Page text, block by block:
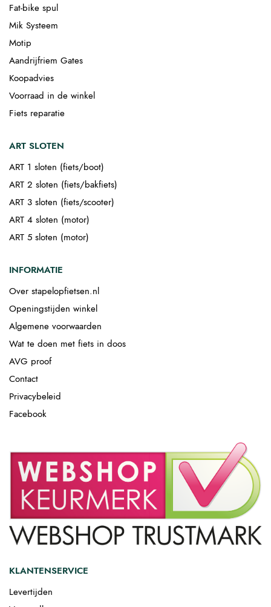
Fat-bike spul
Mik Systeem
Motip
Aandrijfriem Gates
Koopadvies
Voorraad in de winkel
Fiets reparatie
ART SLOTEN
ART 1 sloten (fiets/boot)
ART 2 sloten (fiets/bakfiets)
ART 3 sloten (fiets/scooter)
ART 4 sloten (motor)
ART 5 sloten (motor)
INFORMATIE
Over stapelopfietsen.nl
Openingstijden winkel
Algemene voorwaarden
Wat te doen met fiets in doos
AVG proof
Contact
Privacybeleid
Facebook
KLANTENSERVICE
Levertijden